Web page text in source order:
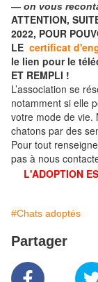
— on vous
ATTENTION,
2022, POUR
LE certificat
le lien pour le
ET REMPLI !
L’association se
notamment si elle
votre mode de vie.
chatons par des
Pour tout
pas à nous
L'ADOPTION
#Chats adoptés
Partager